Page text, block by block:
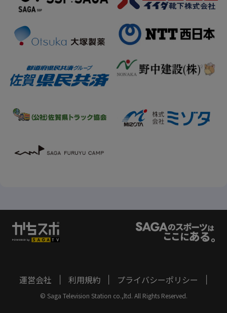
運営会社 利用規約 プライバシーポリシー
© Saga Television Station co.,ltd. All Rights Reserved.